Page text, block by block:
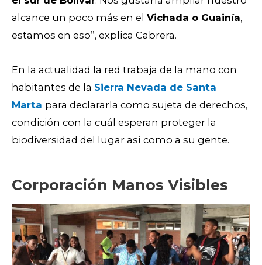
alcance un poco más en el Vichada o Guainía,
estamos en eso”, explica Cabrera.
En la actualidad la red trabaja de la mano con
habitantes de la Sierra Nevada de Santa
Marta para declararla como sujeta de derechos,
condición con la cuál esperan proteger la
biodiversidad del lugar así como a su gente.
Corporación Manos Visibles